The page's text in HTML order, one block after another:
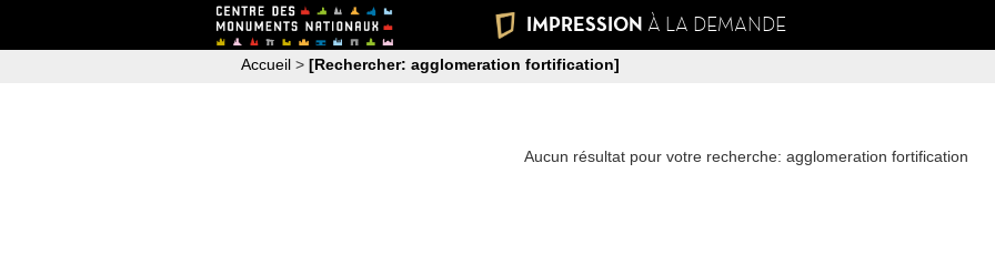
IMPRESSION À LA DEMANDE
Accueil > [Rechercher: agglomeration fortification]
Aucun résultat pour votre recherche: agglomeration fortification